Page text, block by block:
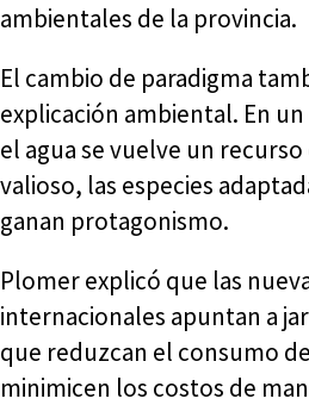
ambientales de la provincia.
El cambio de paradigma
explicación ambiental. En
el agua se vuelve un recurso
valioso, las especies
ganan protagonismo.
Plomer explicó que las
internacionales apuntan a
que reduzcan el consumo
minimicen los costos de